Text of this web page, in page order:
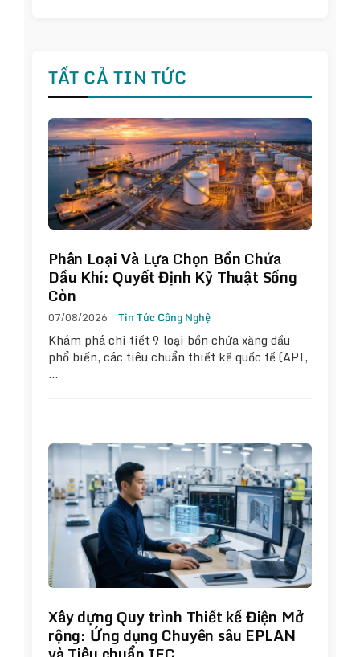
TẤT CẢ TIN TỨC
Phân Loại Và Lựa Chọn Bồn Chứa
Dầu Khí: Quyết Định Kỹ Thuật Sống
Còn
07/08/2026 Tin Tức Công Nghệ
Khám phá chi tiết 9 loại bồn chứa xăng dầu
phổ biến, các tiêu chuẩn thiết kế quốc tế (API,
…
Xây dựng Quy trình Thiết kế Điện Mở
rộng: Ứng dụng Chuyên sâu EPLAN